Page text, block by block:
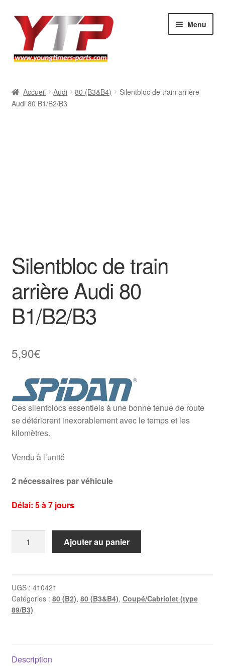
Aller
navigation
Aller
contenu
Menu
BMW
Accueil Audi 80 (B3&B4)
Silentbloc de train arrière
Audi 80 B1/B2/B3
Silentbloc de train
arrière Audi 80
B1/B2/B3
5,90€
Ces silentblocs essentiels à une bonne tenue de route
se détériorent inexorablement avec le temps et les
kilomètres.
Vendu à l’unité
2 nécessaires par véhicule
Délai: 5 à 7 jours
train
arrière
Audi
Ajouter au panier
UGS : 410421
Catégories : 80 (B2), 80 (B3&B4), Coupé/Cabriolet (type
89/B3)
Description